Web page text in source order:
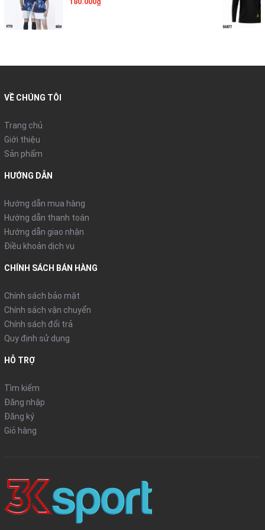
● Độ đàn hồi: Co dãn
● Sản xuất: Việt Nam
-Áo cầu lông được sản xuất theo công nghệ cao. Chất liệu
100% Polyester thun lạnh đem đến cảm giác thích hợp nhất
trong môi trường thể thao năng động. Với các quy trình sản
xuất tiêu chuẩn mang cho người sử dụng một trải nghiệm dễ
cũng như tập luyện thể thao .
- Size Nam, Nữ : M, L, XL,XXL
● Chất liệu: 100% Polyester
● Độ đàn hồi: Co dãn
● Sản xuất: Việt Nam
● Hình ảnh: Mẫu thật
- Đ/c : 241 Trần Văn Trà , Khu Phố 2 , Thị Trấn Thạnh Hóa , Long
An
VỀ CHÚNG TÔI
Trang chủ
Giới thiệu
Sản phẩm
HƯỚNG DẪN
Hướng dẫn mua hàng
Hướng dẫn thanh toán
Hướng dẫn giao nhận
Điều khoản dịch vụ
CHÍNH SÁCH BÁN HÀNG
Chính sách bảo mật
Chính sách vận chuyển
Chính sách đổi trả
Quy định sử dụng
HỖ TRỢ
Tìm kiếm
Đăng nhập
Đăng ký
Giỏ hàng